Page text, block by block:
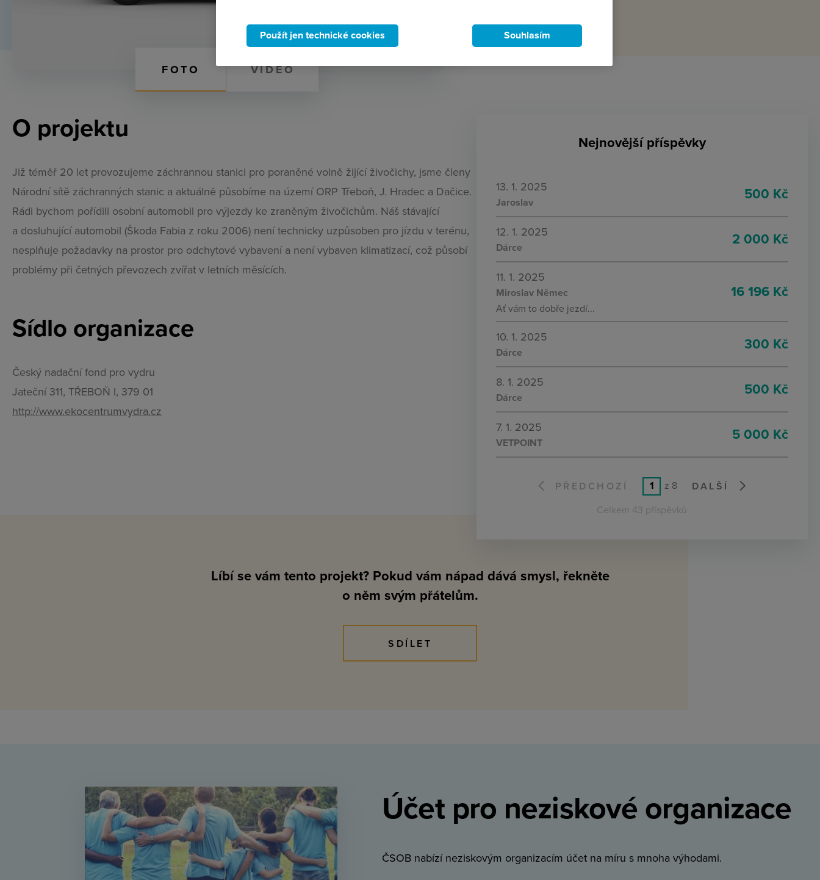
FOTO VIDEO
O projektu
Již téměř 20 let provozujeme záchrannou stanici pro poraněné volně žijící živočichy, jsme členy
Národní sítě záchranných stanic a aktuálně působíme na území ORP Třeboň, J. Hradec a Dačice.
Rádi bychom pořídili osobní automobil pro výjezdy ke zraněným živočichům. Náš stávající
a dosluhující automobil (Škoda Fabia z roku 2006) není technicky uzpůsoben pro jízdu v terénu,
nesplňuje požadavky na prostor pro odchytové vybavení a není vybaven klimatizací, což působí
problémy při četných převozech zvířat v letních měsících.
Sídlo organizace
Český nadační fond pro vydru
Jateční 311, TŘEBOŇ I, 379 01
http://www.ekocentrumvydra.cz
Nejnovější příspěvky
13. 1. 2025
Jaroslav
500 Kč
12. 1. 2025
Dárce
2 000 Kč
11. 1. 2025
Miroslav Němec
Ať vám to dobře jezdí...
16 196 Kč
10. 1. 2025
Dárce
300 Kč
8. 1. 2025
Dárce
500 Kč
7. 1. 2025
VETPOINT
5 000 Kč
PŘEDCHOZÍ 1 z 8
DALŠÍ
Celkem 43 příspěvků
Líbí se vám tento projekt? Pokud vám nápad dává smysl, řekněte
o něm svým přátelům.
SDÍLET
Účet pro neziskové organizace
ČSOB nabízí neziskovým organizacím účet na míru s mnoha výhodami.
Použít jen technické cookies Souhlasím